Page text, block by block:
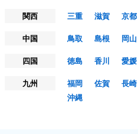
関西
三重 滋賀 京都
中国
鳥取 島根 岡山
四国
徳島 香川 愛媛
九州
福岡 佐賀 長崎
沖縄